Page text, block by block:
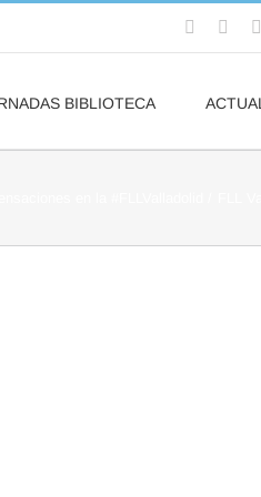
Facebook
Flickr
BIBLIOTECA